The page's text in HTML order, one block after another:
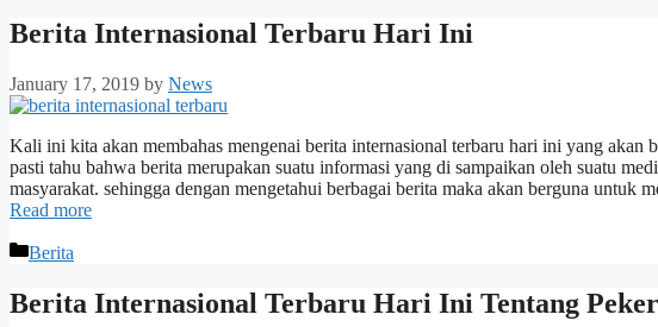
Berita Internasional Terbaru Hari Ini
January 17, 2019 by News
Kali ini kita akan membahas mengenai berita internasional terbaru hari ini yang akan
pasti tahu bahwa berita merupakan suatu informasi yang di sampaikan oleh suatu
masyarakat. sehingga dengan mengetahui berbagai berita maka akan berguna
Read more
Categories
Berita
Berita Internasional Terbaru Hari Ini Tentang